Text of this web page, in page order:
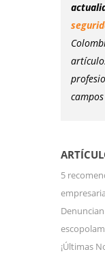
5
¡Últimas